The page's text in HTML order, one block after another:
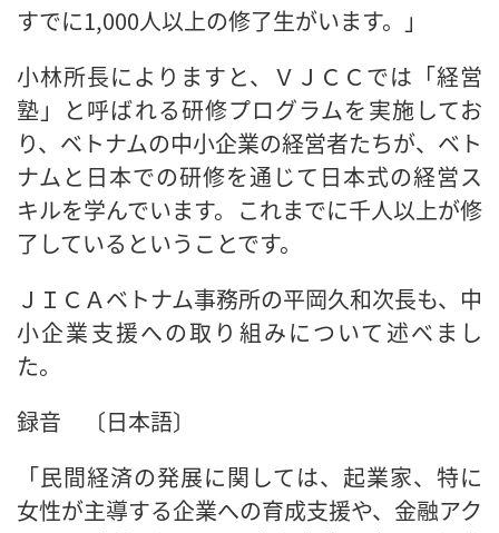
すでに1,000人以上の修了生がいます。」
小林所長によりますと、ＶＪＣＣでは「経営
塾」と呼ばれる研修プログラムを実施してお
り、ベトナムの中小企業の経営者たちが、ベト
ナムと日本での研修を通じて日本式の経営ス
キルを学んでいます。これまでに千人以上が修
了しているということです。
ＪＩＣＡベトナム事務所の平岡久和次長も、中
小企業支援への取り組みについて述べまし
た。
録音 〔日本語〕
「民間経済の発展に関しては、起業家、特に
女性が主導する企業への育成支援や、金融アク